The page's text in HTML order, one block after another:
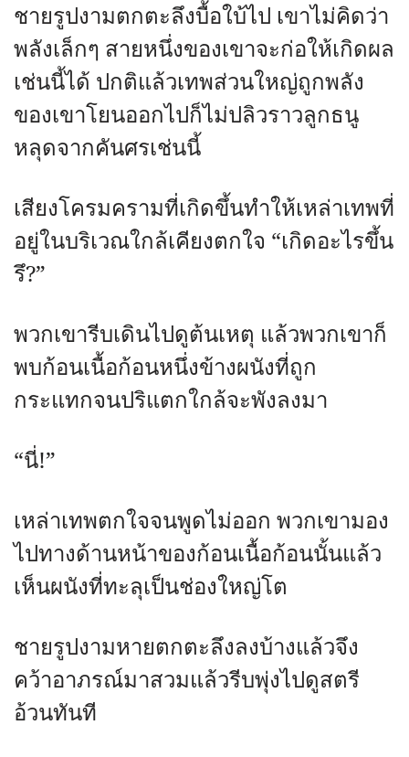
ชายรูปงามตกตะลึงบื้อใบ้ไป เขาไม่คิดว่า
พลังเล็กๆ สายหนึ่งของเขาจะก่อให้เกิดผล
เช่นนี้ได้ ปกติแล้วเทพส่วนใหญ่ถูกพลัง
ของเขาโยนออกไปก็ไม่ปลิวราวลูกธนู
หลุดจากคันศรเช่นนี้
เสียงโครมครามที่เกิดขึ้นทำให้เหล่าเทพที่
อยู่ในบริเวณใกล้เคียงตกใจ “เกิดอะไรขึ้น
รึ?”
พวกเขารีบเดินไปดูต้นเหตุ แล้วพวกเขาก็
พบก้อนเนื้อก้อนหนึ่งข้างผนังที่ถูก
กระแทกจนปริแตกใกล้จะพังลงมา
“นี่!”
เหล่าเทพตกใจจนพูดไม่ออก พวกเขามอง
ไปทางด้านหน้าของก้อนเนื้อก้อนนั้นแล้ว
เห็นผนังที่ทะลุเป็นช่องใหญ่โต
ชายรูปงามหายตกตะลึงลงบ้างแล้วจึง
คว้าอาภรณ์มาสวมแล้วรีบพุ่งไปดูสตรี
อ้วนทันที